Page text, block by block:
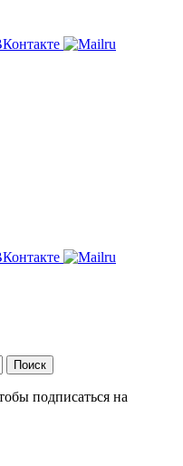
Поиск
подписаться на